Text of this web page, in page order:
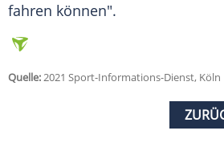
fahren können".
Quelle:2021 Sport-Informations-Dienst, Köln